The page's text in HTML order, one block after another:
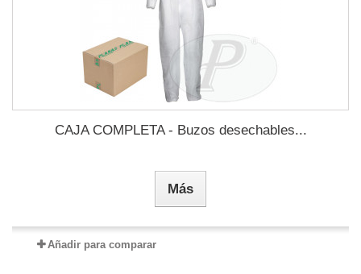
CAJA COMPLETA - Buzos desechables...
Más
Añadir para comparar